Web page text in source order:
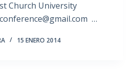
Church University
…
15 ENERO 2014